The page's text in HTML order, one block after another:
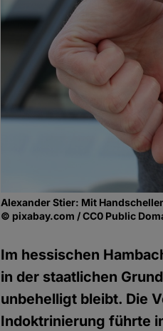
Alexander Stier: Mit
© pixabay.com / CC0 Public
Im hessischen
in der staatlichen
unbehelligt bleibt. Die
Indoktrinierung führte